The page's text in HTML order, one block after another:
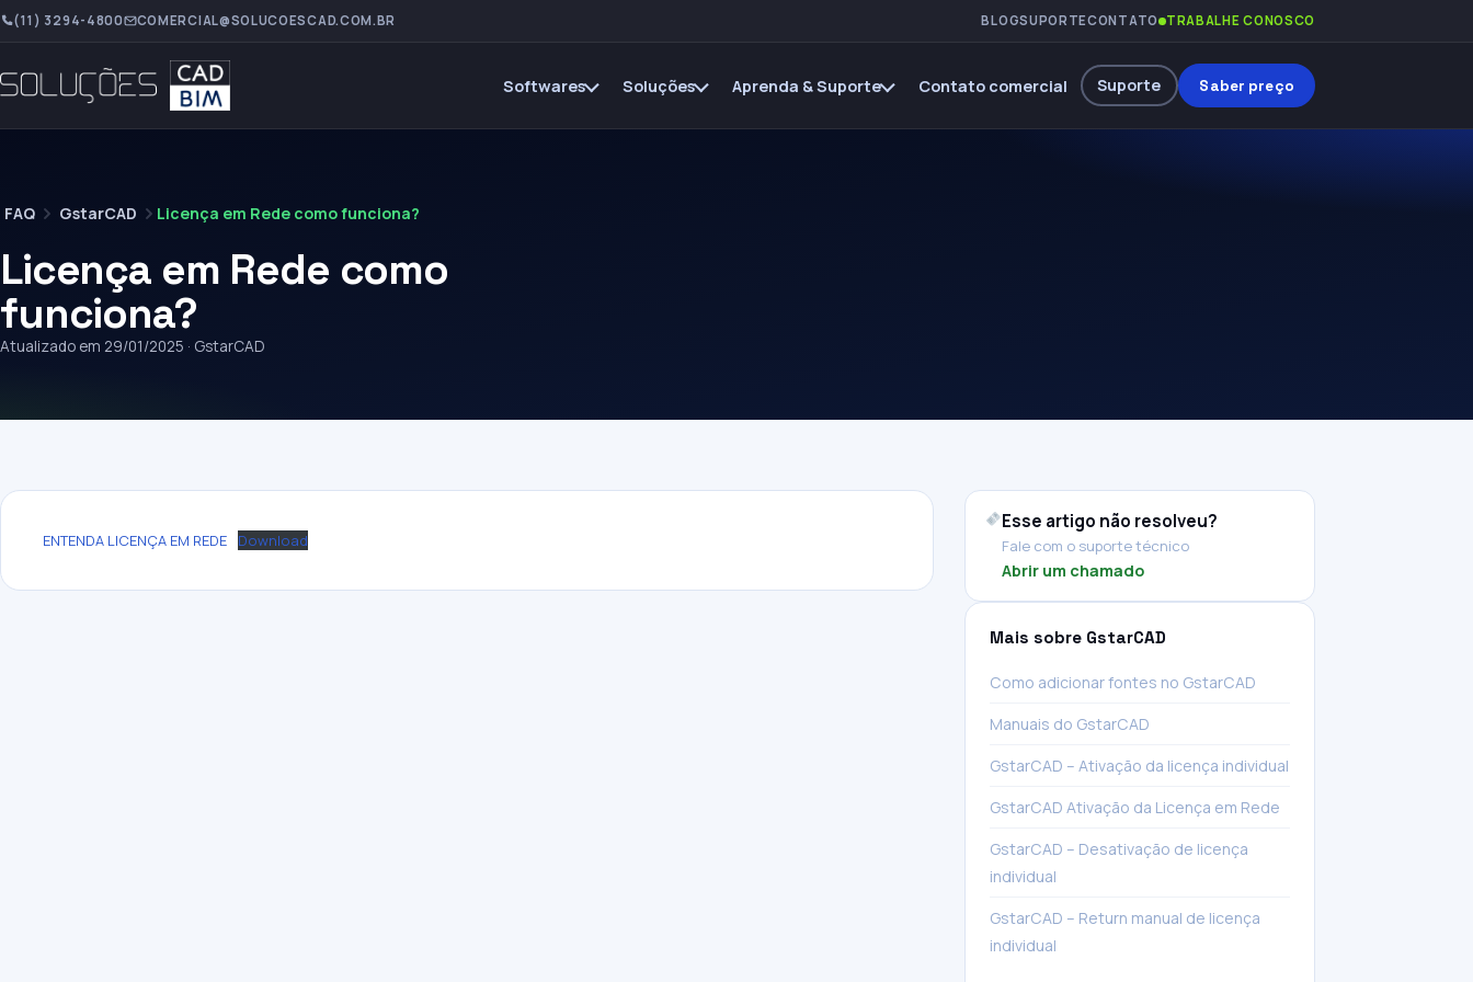
(11) 3294-4800 COMERCIAL@SOLUCOESCAD.COM.BR BLOGSUPORTECONTATO TRABALHE CONOSCO
Softwares Soluções Aprenda & Suporte Contato comercial Suporte Saber preço
FAQ GstarCAD Licença em Rede como funciona?
Licença em Rede como
funciona?
Atualizado em 29/01/2025 · GstarCAD
ENTENDA LICENÇA EM REDE Download
Esse artigo não resolveu?
Fale com o suporte técnico
Abrir um chamado
Mais sobre GstarCAD
Como adicionar fontes no GstarCAD
Manuais do GstarCAD
GstarCAD – Ativação da licença individual
GstarCAD Ativação da Licença em Rede
GstarCAD – Desativação de licença
individual
GstarCAD – Return manual de licença
individual